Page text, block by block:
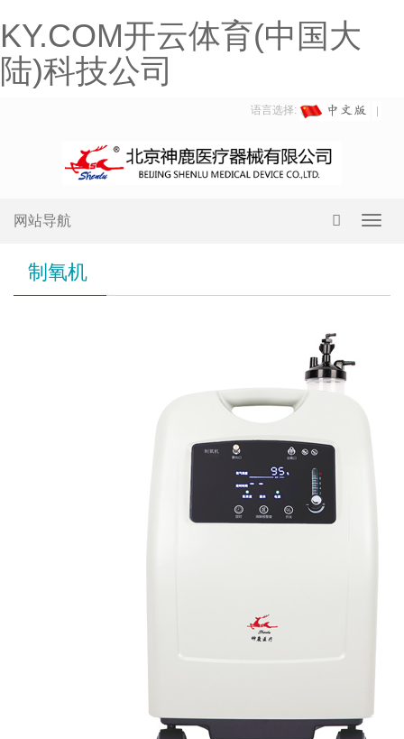
KY.COM开云体育(中国大
陆)科技公司
语言选择:
网站导航
制氧机